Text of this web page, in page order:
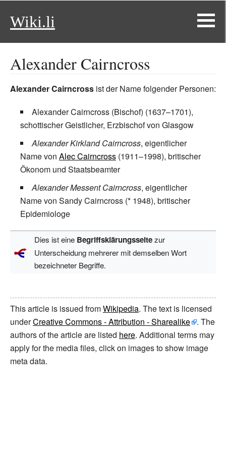
Wiki.li
Alexander Cairncross
Alexander Cairncross ist der Name folgender Personen:
Alexander Cairncross (Bischof) (1637–1701),
schottischer Geistlicher, Erzbischof von Glasgow
Alexander Kirkland Cairncross, eigentlicher
Name von Alec Cairncross (1911–1998), britischer
Ökonom und Staatsbeamter
Alexander Messent Cairncross, eigentlicher
Name von Sandy Cairncross (* 1948), britischer
Epidemiologe
Dies ist eine Begriffsklärungsseitezur
Unterscheidung mehrerer mit demselben Wort
bezeichneter Begriffe.
This article is issued fromWikipedia. The text is licensed
underCreative Commons - Attribution - Sharealike
. The
authors of the article are listed here. Additional terms may
apply for the media files, click on images to show image
meta data.